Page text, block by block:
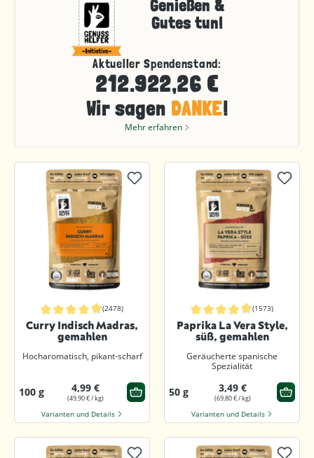
Genießen &
Gutes tun!
Aktueller Spendenstand:
212.922,26 €
Wir sagen DANKE!
Mehr erfahren
Durchschnittliche Bewertung von 4.8 von 5 Sternen
(2478)
Curry Indisch Madras,
gemahlen
Hocharomatisch, pikant-scharf
100 g 4,99 €
(49,90 € / kg)
Varianten und Details
Durchschnittliche Bewertung von
(1573)
Paprika La Vera Style,
süß, gemahlen
Geräucherte spanische
Spezialität
50 g 3,49 €
(69,80 € / kg)
Varianten und Details